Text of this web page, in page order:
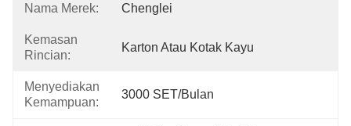
Nama Merek: Chenglei
Kemasan
Rincian:
Karton Atau Kotak Kayu
Menyediakan
Kemampuan:
3000 SET/Bulan